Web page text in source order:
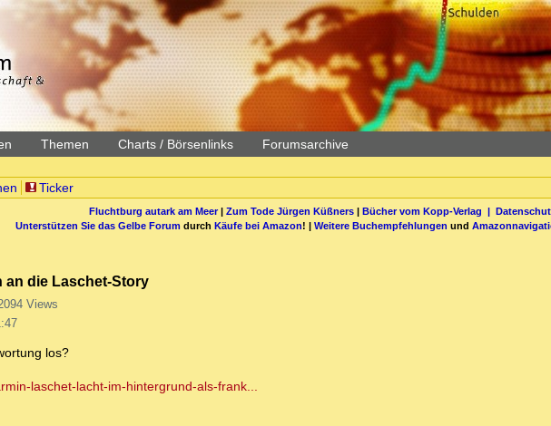
Themen Charts / Börsenlinks Forumsarchive
Ticker
Fluchtburg autark am Meer| Zum Tode Jürgen Küßners| Bücher vom Kopp-Verlag |
Unterstützen Sie das Gelbe Forum durch Käufe bei Amazon! | Weitere Buchempfehlungen und
an die Laschet-Story
Views
los?
laschet-lacht-im-hintergrund-als-frank...